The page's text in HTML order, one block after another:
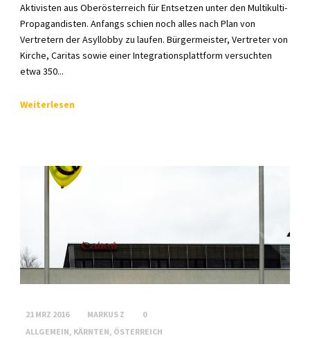
Aktivisten aus Oberösterreich für Entsetzen unter den Multikulti-
Propagandisten. Anfangs schien noch alles nach Plan von
Vertretern der Asyllobby zu laufen. Bürgermeister, Vertreter von
Kirche, Caritas sowie einer Integrationsplattform versuchten
etwa 350...
Weiterlesen
21 MRZ 2016 MARKUS Z
0
ALLGEMEIN, KÄRNTEN, ÖSTERREICH